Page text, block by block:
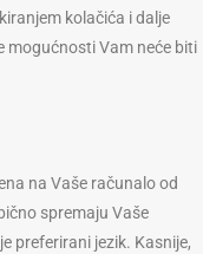
kolačića i dalje
mogućnosti Vam neće biti
na Vaše računalo od
spremaju Vaše
preferirani jezik. Kasnije,